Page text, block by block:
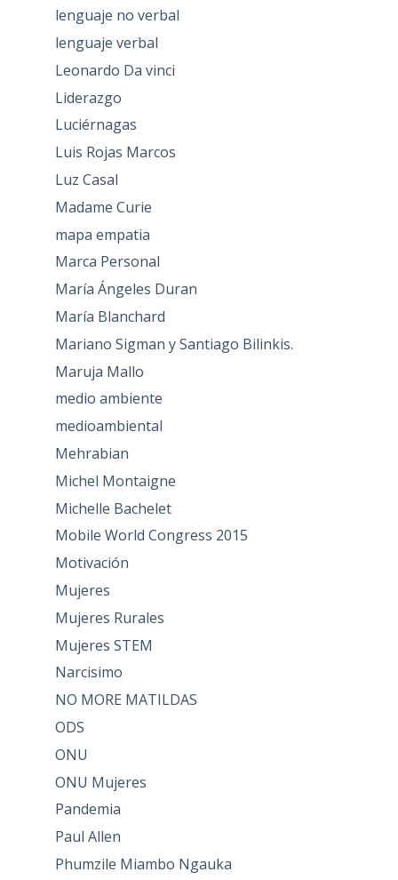
lenguaje no verbal
lenguaje verbal
Leonardo Da vinci
Liderazgo
Luciérnagas
Luis Rojas Marcos
Luz Casal
Madame Curie
mapa empatia
Marca Personal
María Ángeles Duran
María Blanchard
Mariano Sigman y Santiago Bilinkis.
Maruja Mallo
medio ambiente
medioambiental
Mehrabian
Michel Montaigne
Michelle Bachelet
Mobile World Congress 2015
Motivación
Mujeres
Mujeres Rurales
Mujeres STEM
Narcisimo
NO MORE MATILDAS
ODS
ONU
ONU Mujeres
Pandemia
Paul Allen
Phumzile Miambo Ngauka